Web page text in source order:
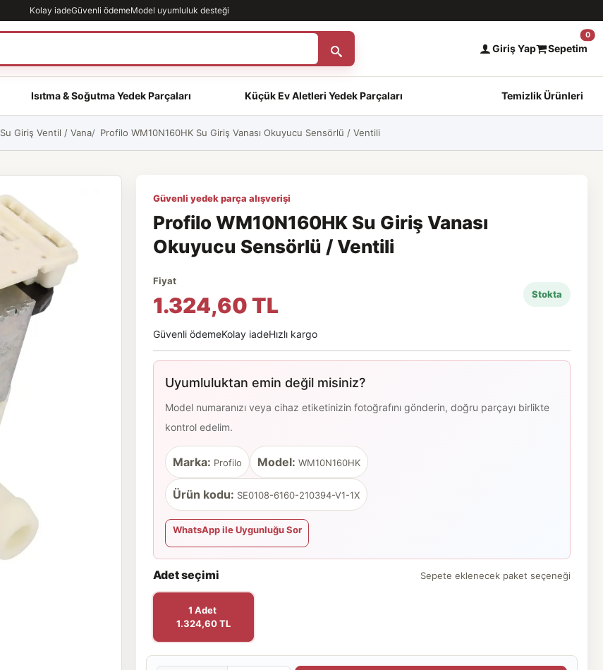
Kolay iadeGüvenli ödemeModel uyumluluk desteği
Giriş Yap Sepetim
0
Isıtma & Soğutma Yedek Parçaları Küçük Ev Aletleri Yedek Parçaları Temizlik Ürünleri
Su Giriş Ventil / Vana Profilo WM10N160HK Su Giriş Vanası Okuyucu Sensörlü / Ventili
Güvenli yedek parça alışverişi
Profilo WM10N160HK Su Giriş Vanası
Okuyucu Sensörlü / Ventili
Fiyat
1.324,60 TL Stokta
Güvenli ödemeKolay iadeHızlı kargo
Uyumluluktan emin değil misiniz?
Model numaranızı veya cihaz etiketinizin fotoğrafını gönderin, doğru parçayı birlikte
kontrol edelim.
Marka: Profilo Model: WM10N160HK
Ürün kodu: SE0108-6160-210394-V1-1X
WhatsApp ile Uygunluğu Sor
Adet seçimi Sepete eklenecek paket seçeneği
1 Adet
1.324,60 TL